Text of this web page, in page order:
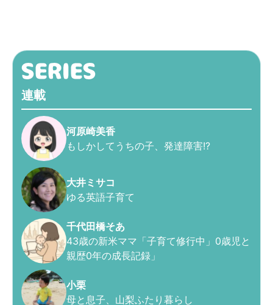
連載
河原崎美香
もしかしてうちの子、発達障害!?
大井ミサコ
ゆる英語子育て
千代田橋そあ
43歳の新米ママ「子育て修行中」0歳児と
親歴0年の成長記録」
小栗
母と息子、山梨ふたり暮らし